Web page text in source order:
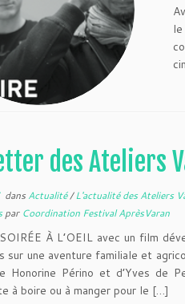
des Ateliers
dans Actualité/L'actualité des Ateliers
par Coordination Festival AprèsVaran
À L’OEIL avec un film
sur une aventure familiale et
Honorine Périno et d’Yves de
à boire ou à manger pour le […]